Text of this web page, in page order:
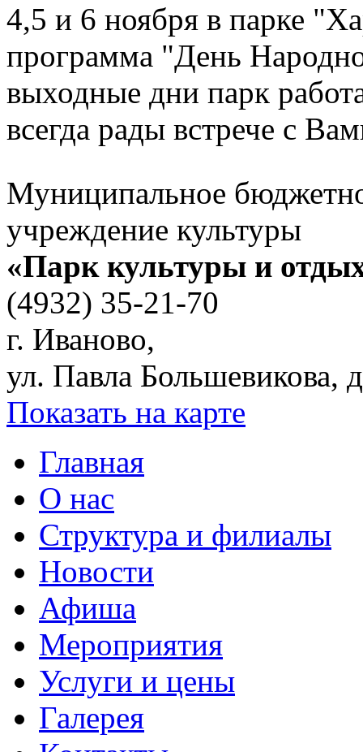
4,5 и 6 ноября в парке
программа "День
выходные дни парк
всегда рады встрече с
Муниципальное
учреждение культуры
«Парк культуры и
(4932) 35-21-70
г. Иваново,
ул. Павла Большевикова,
Показать на карте
Главная
О нас
Структура и филиалы
Новости
Афиша
Мероприятия
Услуги и цены
Галерея